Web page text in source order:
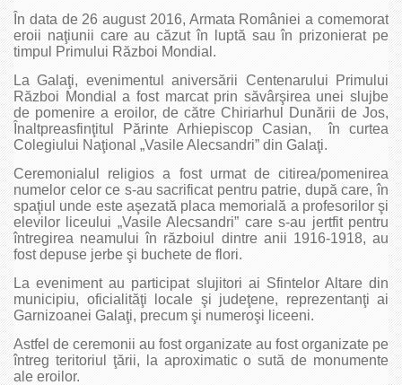
În data de 26 august 2016, Armata României a comemorat
eroii naţiunii care au căzut în luptă sau în prizonierat pe
timpul Primului Război Mondial.
La Galaţi, evenimentul aniversării Centenarului Primului
Război Mondial a fost marcat prin săvârşirea unei slujbe
de pomenire a eroilor, de către Chiriarhul Dunării de Jos,
Înaltpreasfinţitul Părinte Arhiepiscop Casian, în curtea
Colegiului Naţional „Vasile Alecsandri” din Galaţi.
Ceremonialul religios a fost urmat de citirea/pomenirea
numelor celor ce s-au sacrificat pentru patrie, după care, în
spaţiul unde este aşezată placa memorială a profesorilor şi
elevilor liceului „Vasile Alecsandri” care s-au jertfit pentru
întregirea neamului în războiul dintre anii 1916-1918, au
fost depuse jerbe şi buchete de flori.
La eveniment au participat slujitori ai Sfintelor Altare din
municipiu, oficialităţi locale şi judeţene, reprezentanţi ai
Garnizoanei Galaţi, precum şi numeroşi liceeni.
Astfel de ceremonii au fost organizate au fost organizate pe
întreg teritoriul ţării, la aproximatic o sută de monumente
ale eroilor.